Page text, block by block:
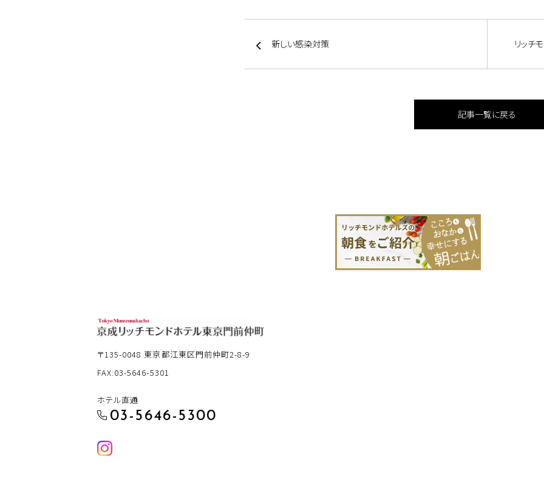
新しい感染対策 リッチ
記事一覧に戻る
〒135-0048東京都江東区門前仲町2-8-9
FAX:03-5646-5301
ホテル直通
03-5646-5300